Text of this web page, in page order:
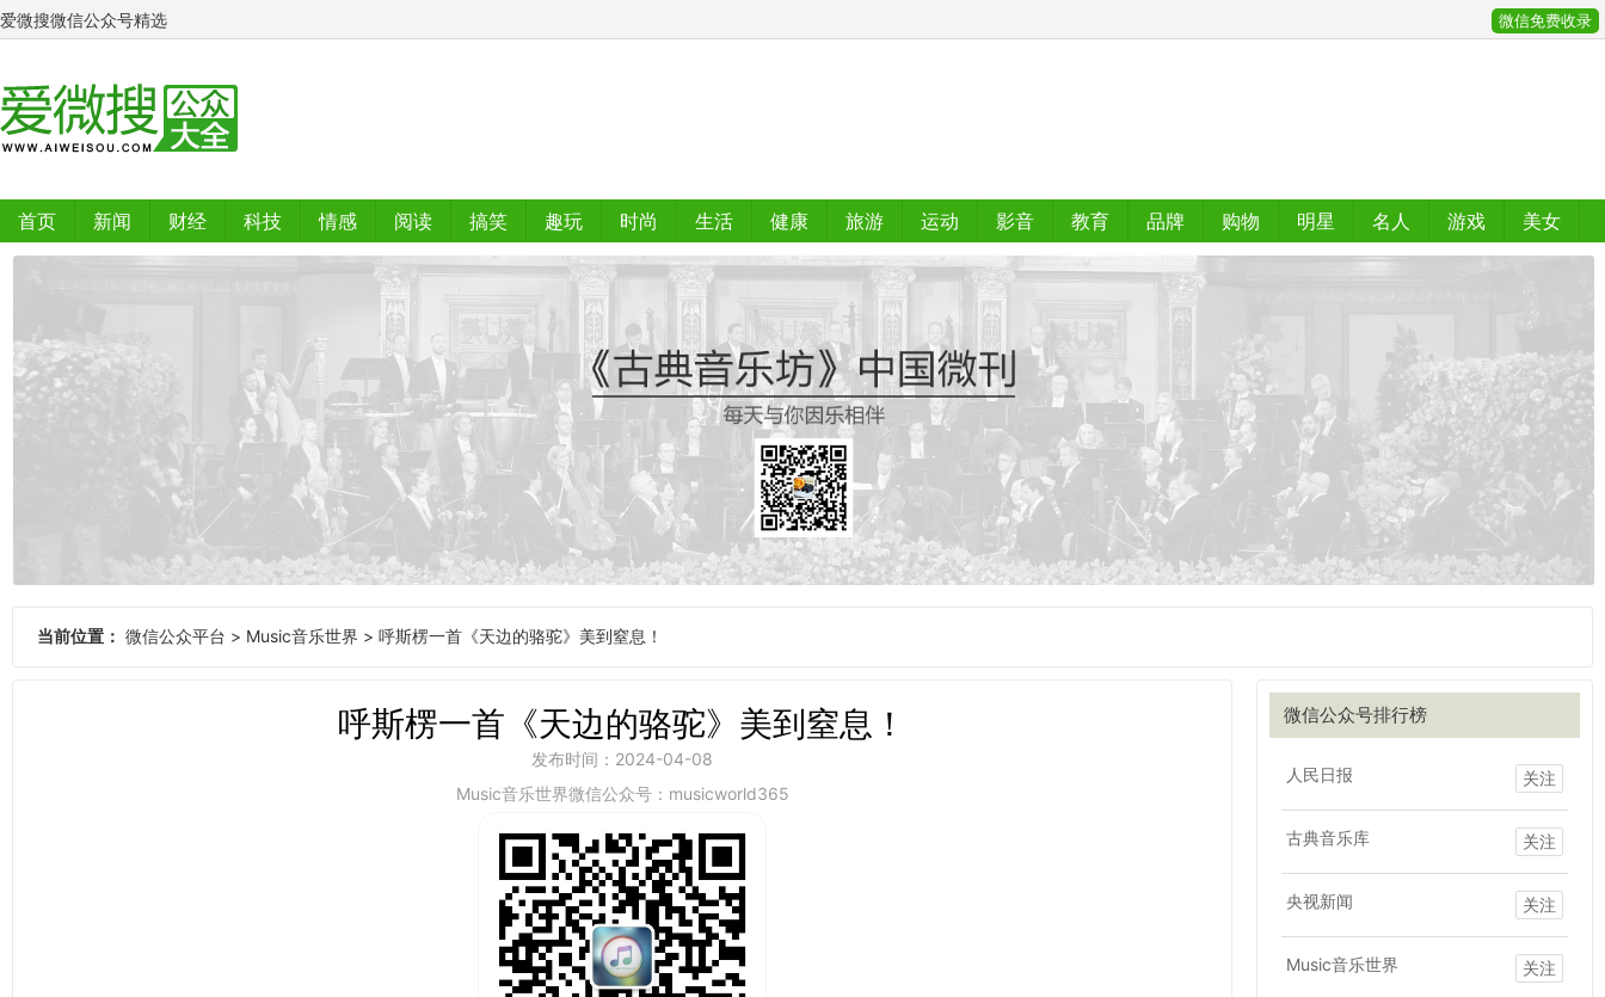
爱微搜微信公众号精选 微信免费收录
首页 新闻 财经 科技 情感 阅读 搞笑 趣玩 时尚 生活 健康 旅游 运动 影音 教育 品牌 购物 明星 名人 游戏
美女
当前位置： 微信公众平台 > Music音乐世界 > 呼斯楞一首《天边的骆驼》美到窒息！
微信公众号排行榜
人民日报 关注
古典音乐库 关注
央视新闻 关注
Music音乐世界 关注
呼斯楞一首《天边的骆驼》美到窒息！
发布时间：2024-04-08
Music音乐世界微信公众号：musicworld365